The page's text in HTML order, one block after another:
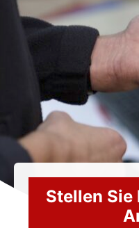
Stellen